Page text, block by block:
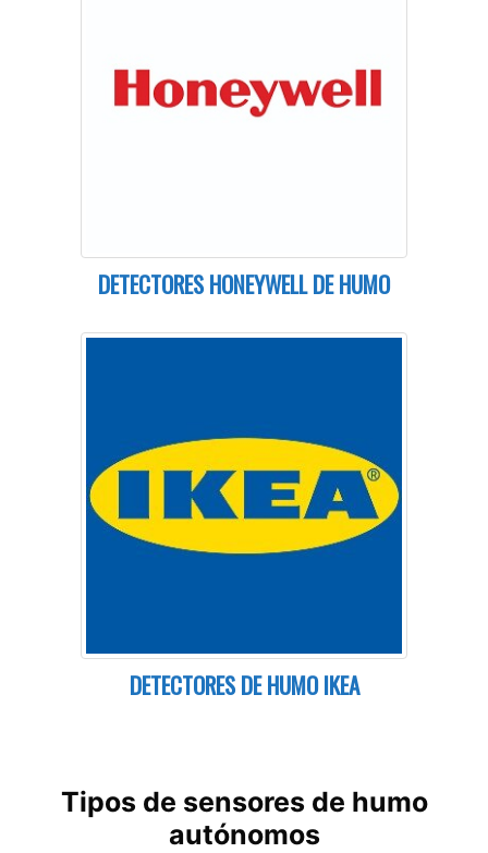
DETECTORES HONEYWELL DE HUMO
DETECTORES DE HUMO IKEA
Tipos de sensores de humo
autónomos